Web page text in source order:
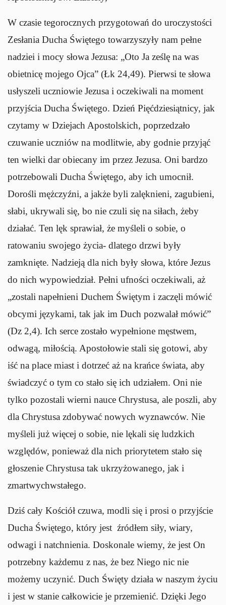
W czasie tegorocznych przygotowań do uroczystości
Zesłania Ducha Świętego towarzyszyły nam pełne
nadziei i mocy słowa Jezusa: „Oto Ja ześlę na was
obietnicę mojego Ojca” (Łk 24,49). Pierwsi te słowa
usłyszeli uczniowie Jezusa i oczekiwali na moment
przyjścia Ducha Świętego. Dzień Pięćdziesiątnicy, jak
czytamy w Dziejach Apostolskich, poprzedzało
czuwanie uczniów na modlitwie, aby godnie przyjąć
ten wielki dar obiecany im przez Jezusa. Oni bardzo
potrzebowali Ducha Świętego, aby ich umocnił.
Dorośli mężczyźni, a jakże byli zalęknieni, zagubieni,
słabi, ukrywali się, bo nie czuli się na siłach, żeby
działać. Ten lęk sprawiał, że myśleli o sobie, o
ratowaniu swojego życia- dlatego drzwi były
zamknięte. Nadzieją dla nich były słowa, które Jezus
do nich wypowiedział. Pełni ufności oczekiwali, aż
„zostali napełnieni Duchem Świętym i zaczęli mówić
obcymi językami, tak jak im Duch pozwalał mówić”
(Dz 2,4). Ich serce zostało wypełnione męstwem,
odwagą, miłością. Apostołowie stali się gotowi, aby
iść na place miast i dotrzeć aż na krańce świata, aby
świadczyć o tym co stało się ich udziałem. Oni nie
tylko pozostali wierni nauce Chrystusa, ale poszli, aby
dla Chrystusa zdobywać nowych wyznawców. Nie
myśleli już więcej o sobie, nie lękali się ludzkich
względów, ponieważ dla nich priorytetem stało się
głoszenie Chrystusa tak ukrzyżowanego, jak i
zmartwychwstałego.
Dziś cały Kościół czuwa, modli się i prosi o przyjście
Ducha Świętego, który jest źródłem siły, wiary,
odwagi i natchnienia. Doskonale wiemy, że jest On
potrzebny każdemu z nas, że bez Niego nic nie
możemy uczynić. Duch Święty działa w naszym życiu
i jest w stanie całkowicie je przemienić. Dzięki Jego